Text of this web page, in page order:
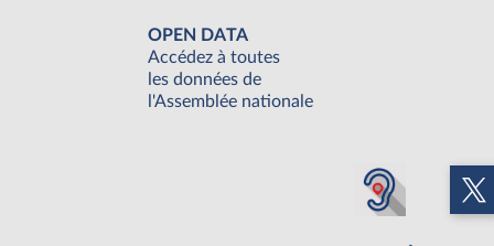
OPEN DATA
Accédez à toutes
les données de
l'Assemblée nationale